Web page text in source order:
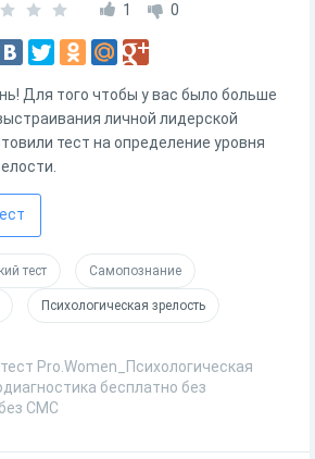
1 0
Для того чтобы у вас было больше
личной лидерской
тест на определение уровня
тест Самопознание
Психологическая зрелость
Pro.Women_Психологическая
бесплатно без
СМС